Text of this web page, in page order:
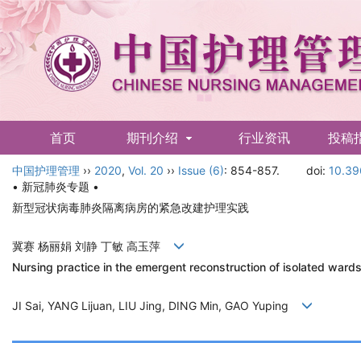
首页 期刊介绍 行业资讯 投稿
English
中国护理管理 ›› 2020, Vol. 20 ›› Issue (6): 854-857. doi:
• 新冠肺炎专题 •
新型冠状病毒肺炎隔离病房的紧急改建护理实践
冀赛 杨丽娟 刘静 丁敏 高玉萍
Nursing practice in the emergent reconstruction of isolated
JI Sai, YANG Lijuan, LIU Jing, DING Min, GAO Yuping